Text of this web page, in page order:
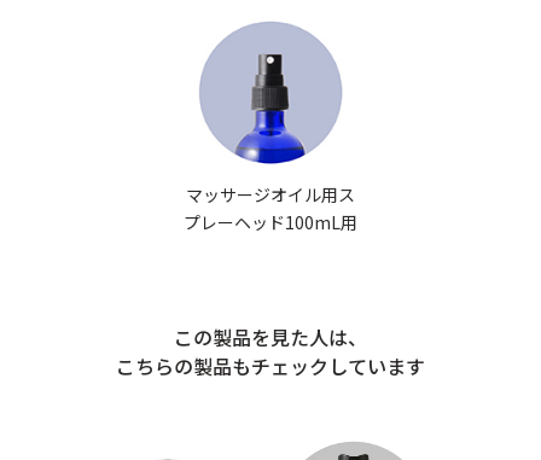
マッサージオイル用ス
プレーヘッド100mL用
この製品を見た人は、
こちらの製品もチェックしています